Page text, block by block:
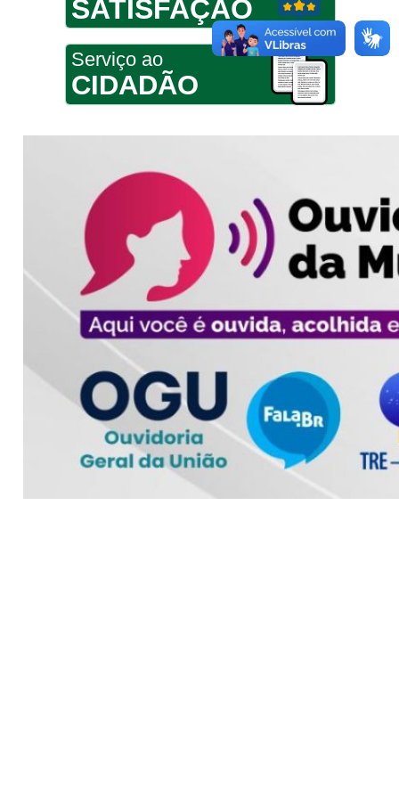
SATISFAÇÃO
Serviço ao
CIDADÃO